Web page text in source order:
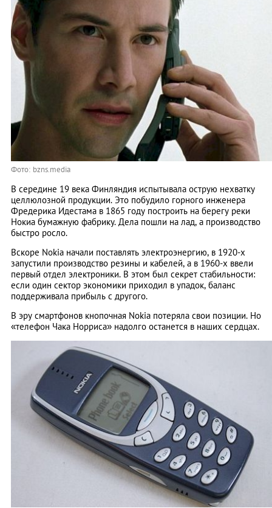
Фото: bzns.media
В середине 19 века Финляндия испытывала острую нехватку
целлюлозной продукции. Это побудило горного инженера
Фредерика Идестама в 1865 году построить на берегу реки
Нокиа бумажную фабрику. Дела пошли на лад, а производство
быстро росло.
Вскоре Nokia начали поставлять электроэнергию, в 1920-х
запустили производство резины и кабелей, а в 1960-х ввели
первый отдел электроники. В этом был секрет стабильности:
если один сектор экономики приходил в упадок, баланс
поддерживала прибыль с другого.
В эру смартфонов кнопочная Nokia потеряла свои позиции. Но
«телефон Чака Норриса» надолго останется в наших сердцах.